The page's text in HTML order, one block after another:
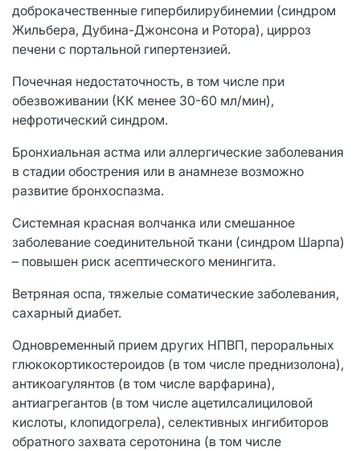
доброкачественные гипербилирубинемии (синдром
Жильбера, Дубина-Джонсона и Ротора), цирроз
печени с портальной гипертензией.
Почечная недостаточность, в том числе при
обезвоживании (КК менее 30-60 мл/мин),
нефротический синдром.
Бронхиальная астма или аллергические заболевания
в стадии обострения или в анамнезе возможно
развитие бронхоспазма.
Системная красная волчанка или смешанное
заболевание соединительной ткани (синдром Шарпа)
– повышен риск асептического менингита.
Ветряная оспа, тяжелые соматические заболевания,
сахарный диабет.
Одновременный прием других НПВП, пероральных
глюкокортикостероидов (в том числе преднизолона),
антикоагулянтов (в том числе варфарина),
антиагрегантов (в том числе ацетилсалициловой
кислоты, клопидогрела), селективных ингибиторов
обратного захвата серотонина (в том числе